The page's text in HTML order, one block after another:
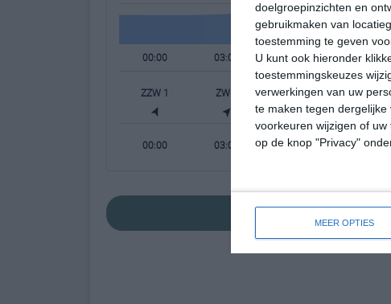
doelgroepinzichten en
gebruikmaken van
toestemming te geven
U kunt ook hieronder
toestemmingskeuzes
verwerkingen van uw
te maken tegen
voorkeuren wijzigen of
op de knop "Privacy"
MEER OPTIES
00:00 03:00 06:00 09:00
ZZW 1 ZW 1 ZW 1 ZW 2
00:00 03:00 06:00 09:00
bekijk de uitgebreide